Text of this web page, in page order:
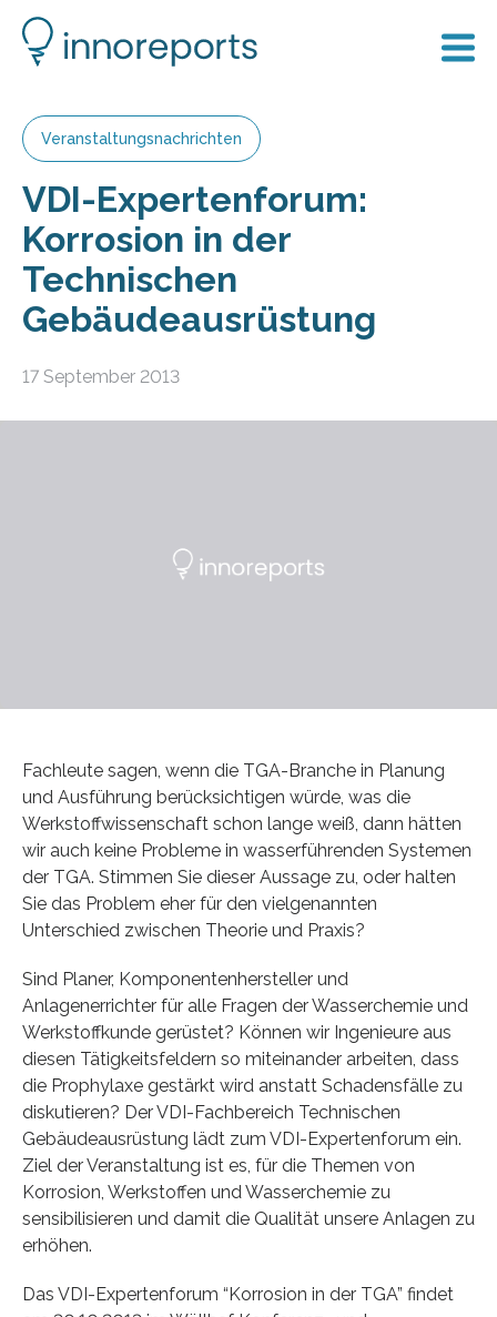
Veranstaltungsnachrichten
VDI-Expertenforum:
Korrosion in der
Technischen
Gebäudeausrüstung
17 September 2013
Fachleute sagen, wenn die TGA-Branche in Planung
und Ausführung berücksichtigen würde, was die
Werkstoffwissenschaft schon lange weiß, dann hätten
wir auch keine Probleme in wasserführenden Systemen
der TGA. Stimmen Sie dieser Aussage zu, oder halten
Sie das Problem eher für den vielgenannten
Unterschied zwischen Theorie und Praxis?
Sind Planer, Komponentenhersteller und
Anlagenerrichter für alle Fragen der Wasserchemie und
Werkstoffkunde gerüstet? Können wir Ingenieure aus
diesen Tätigkeitsfeldern so miteinander arbeiten, dass
die Prophylaxe gestärkt wird anstatt Schadensfälle zu
diskutieren? Der VDI-Fachbereich Technischen
Gebäudeausrüstung lädt zum VDI-Expertenforum ein.
Ziel der Veranstaltung ist es, für die Themen von
Korrosion, Werkstoffen und Wasserchemie zu
sensibilisieren und damit die Qualität unsere Anlagen zu
erhöhen.
Das VDI-Expertenforum “Korrosion in der TGA” findet